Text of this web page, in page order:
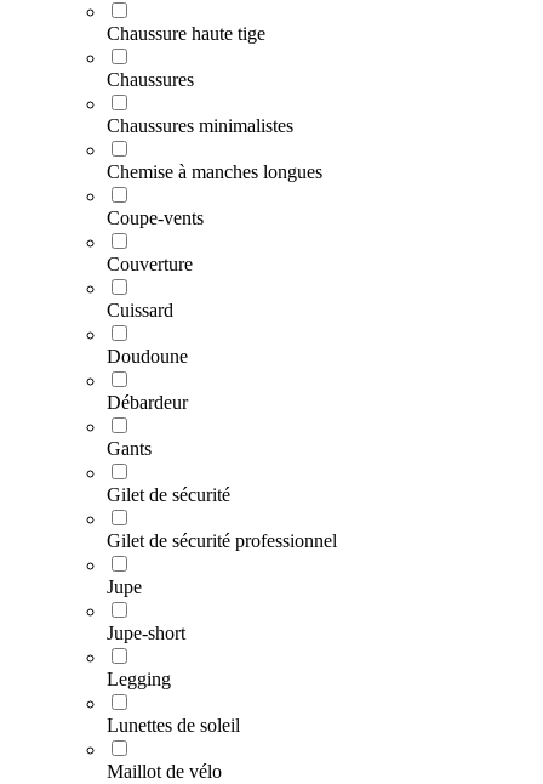
Chaussure haute tige
Chaussures
Chaussures minimalistes
Chemise à manches longues
Coupe-vents
Couverture
Cuissard
Doudoune
Débardeur
Gants
Gilet de sécurité
Gilet de sécurité professionnel
Jupe
Jupe-short
Legging
Lunettes de soleil
Maillot de vélo